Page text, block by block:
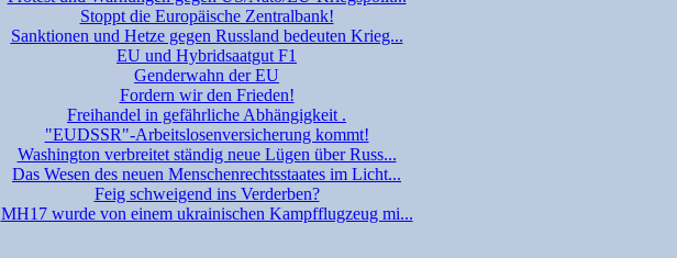
Stoppt die Europäische Zentralbank!
Sanktionen und Hetze gegen Russland bedeuten Krieg...
EU und Hybridsaatgut F1
Genderwahn der EU
Fordern wir den Frieden!
Freihandel in gefährliche Abhängigkeit .
"EUDSSR"-Arbeitslosenversicherung kommt!
Washington verbreitet ständig neue Lügen über Russ...
Das Wesen des neuen Menschenrechtsstaates im Licht...
Feig schweigend ins Verderben?
MH17 wurde von einem ukrainischen Kampfflugzeug mi...